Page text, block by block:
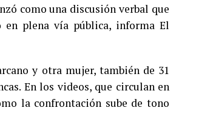
como una discusión verbal que
en plena vía pública, informa El
y otra mujer, también de 31
En los videos, que circulan en
la confrontación sube de tono